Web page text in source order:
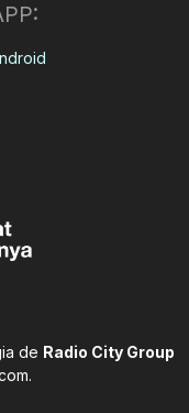
de Radio City Group
.